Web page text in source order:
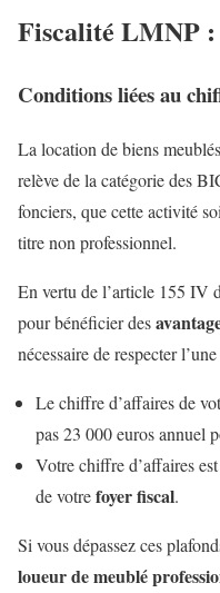
Fiscalité LMNP
Conditions liées au
La location de biens
relève de la catégorie des
fonciers, que cette activité
titre non professionnel.
En vertu de l’article 155 IV
pour bénéficier des
nécessaire de respecter
Le chiffre d’affaires de
pas 23 000 euros annuel
Votre chiffre d’affaires
de votrefoyer fiscal.
Si vous dépassez ces
loueur de meublé